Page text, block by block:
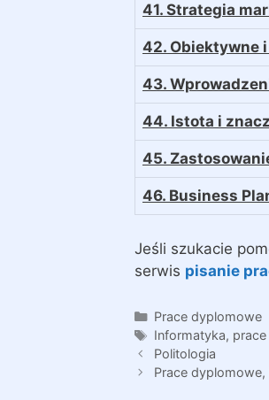
41. Strategia
42. Obiektywne
43.
44. Istota i
45.
46. Business
Jeśli szukacie
serwis pisanie
Kategorie
Prace dyplomowe
Tagi
Informatyka,
Politologia
Prace